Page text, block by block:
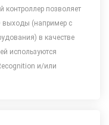
контроллер позволяет
выходы (например с
в качестве
используются
и/или